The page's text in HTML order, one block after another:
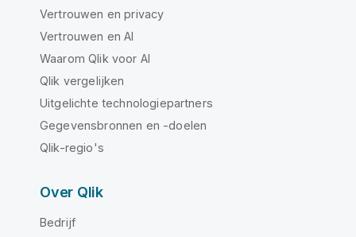
Vertrouwen en privacy
Vertrouwen en AI
Waarom Qlik voor AI
Qlik vergelijken
Uitgelichte technologiepartners
Gegevensbronnen en -doelen
Qlik-regio's
Over Qlik
Bedrijf